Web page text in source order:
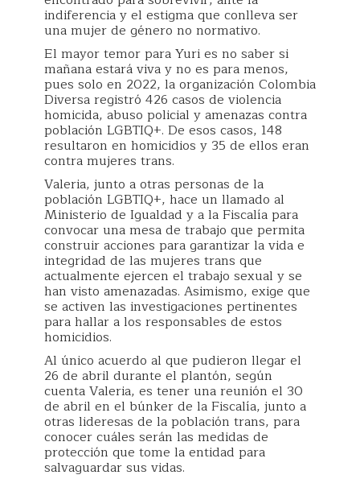
indiferencia y el estigma que conlleva ser
una mujer de género no normativo.
El mayor temor para Yuri es no saber si
mañana estará viva y no es para menos,
pues solo en 2022, la organización Colombia
Diversa registró 426 casos de violencia
homicida, abuso policial y amenazas contra
población LGBTIQ+. De esos casos, 148
resultaron en homicidios y 35 de ellos eran
contra mujeres trans.
Valeria, junto a otras personas de la
población LGBTIQ+, hace un llamado al
Ministerio de Igualdad y a la Fiscalía para
convocar una mesa de trabajo que permita
construir acciones para garantizar la vida e
integridad de las mujeres trans que
actualmente ejercen el trabajo sexual y se
han visto amenazadas. Asimismo, exige que
se activen las investigaciones pertinentes
para hallar a los responsables de estos
homicidios.
Al único acuerdo al que pudieron llegar el
26 de abril durante el plantón, según
cuenta Valeria, es tener una reunión el 30
de abril en el búnker de la Fiscalía, junto a
otras lideresas de la población trans, para
conocer cuáles serán las medidas de
protección que tome la entidad para
salvaguardar sus vidas.